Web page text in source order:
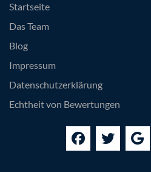
Startseite
Das Team
Blog
Impressum
Datenschutzerklärung
Echtheit von Bewertungen